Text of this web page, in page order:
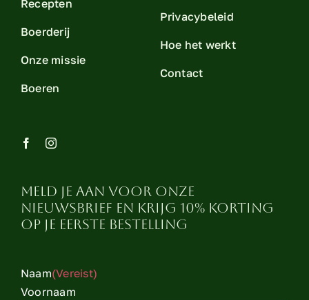
Recepten
Boerderij
Onze missie
Boeren
Privacybeleid
Hoe het werkt
Contact
Meld je aan voor onze
nieuwsbrief en krijg 10% korting
op je eerste bestelling
Naam(Vereist)
Voornaam